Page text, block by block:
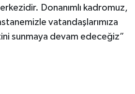
Donanımlı kadromuz,
vatandaşlarımıza
sunmaya devam edeceğiz”